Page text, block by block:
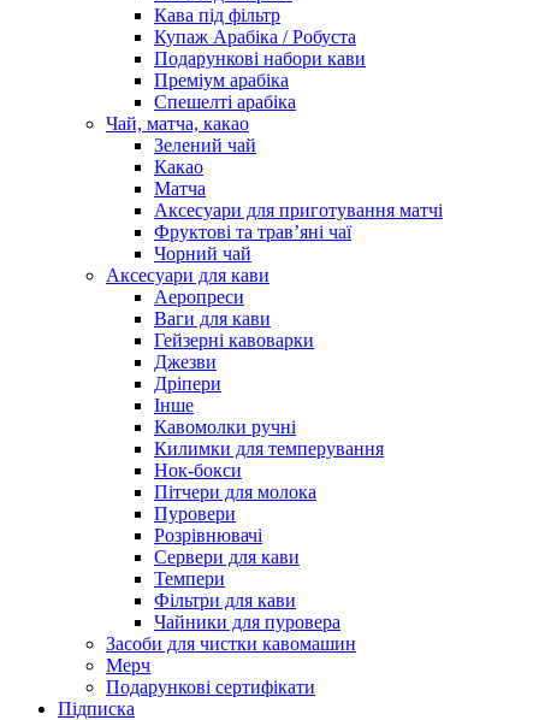
Кава під фільтр
Купаж Арабіка / Робуста
Подарункові набори кави
Преміум арабіка
Спешелті арабіка
Чай, матча, какао
Зелений чай
Какао
Матча
Аксесуари для приготування матчі
Фруктові та трав’яні чаї
Чорний чай
Аксесуари для кави
Аеропреси
Ваги для кави
Гейзерні кавоварки
Джезви
Дріпери
Інше
Кавомолки ручні
Килимки для темперування
Нок-бокси
Пітчери для молока
Пуровери
Розрівнювачі
Сервери для кави
Темпери
Фільтри для кави
Чайники для пуровера
Засоби для чистки кавомашин
Мерч
Подарункові сертифікати
Підписка